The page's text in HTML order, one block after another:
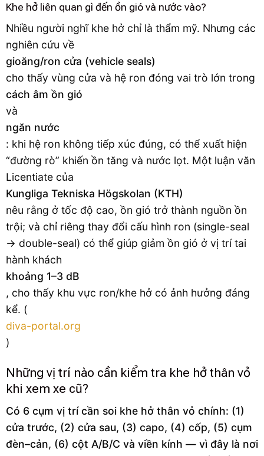
Khe hở liên quan gì đến ồn gió và nước vào?
Nhiều người nghĩ khe hở chỉ là thẩm mỹ. Nhưng các
nghiên cứu về
gioăng/ron cửa (vehicle seals)
cho thấy vùng cửa và hệ ron đóng vai trò lớn trong
cách âm ồn gió
và
ngăn nước
: khi hệ ron không tiếp xúc đúng, có thể xuất hiện
“đường rò” khiến ồn tăng và nước lọt. Một luận văn
Licentiate của
Kungliga Tekniska Högskolan (KTH)
nêu rằng ở tốc độ cao, ồn gió trở thành nguồn ồn
trội; và chỉ riêng thay đổi cấu hình ron (single-seal
→ double-seal) có thể giúp giảm ồn gió ở vị trí tai
hành khách
khoảng 1–3 dB
, cho thấy khu vực ron/khe hở có ảnh hưởng đáng
kể. (
diva-portal.org
)
Những vị trí nào cần kiểm tra khe hở thân vỏ
khi xem xe cũ?
Có 6 cụm vị trí cần soi khe hở thân vỏ chính: (1)
cửa trước, (2) cửa sau, (3) capo, (4) cốp, (5) cụm
đèn–cản, (6) cột A/B/C và viền kính — vì đây là nơi